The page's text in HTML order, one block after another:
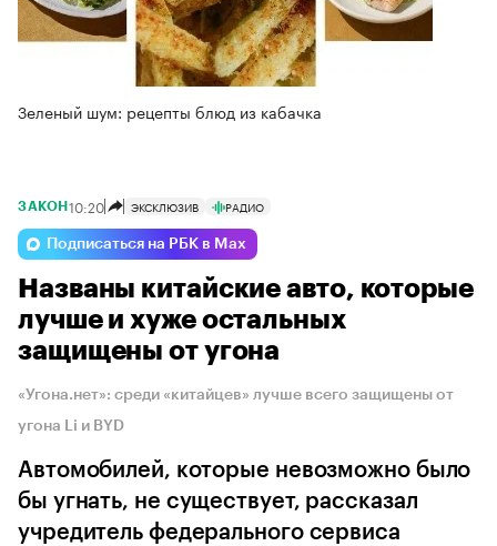
Зеленый шум: рецепты блюд из кабачка
ЗАКОН 10:20 ЭКСКЛЮЗИВ РАДИО
Подписаться на РБК в Max
Названы китайские авто, которые
лучше и хуже остальных
защищены от угона
«Угона.нет»: среди «китайцев» лучше всего защищены от
угона Li и BYD
Автомобилей, которые невозможно было
бы угнать, не существует, рассказал
учредитель федерального сервиса